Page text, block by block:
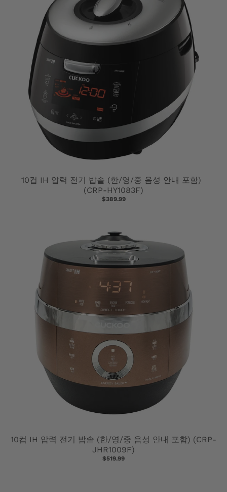
10컵 IH 압력 전기 밥솥 (한/영/중 음성 안내 포함)
(CRP-HY1083F)
$389.99
10컵 IH 압력 전기 밥솥 (한/영/중 음성 안내 포함) (CRP-
JHR1009F)
$519.99